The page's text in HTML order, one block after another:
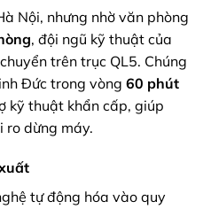
Nội, nhưng nhờ văn phòng
, đội ngũ kỹ thuật của
trên trục QL5. Chúng
Đức trong vòng 60 phút
kỹ thuật khẩn cấp, giúp
ro dừng máy.
tự động hóa vào quy